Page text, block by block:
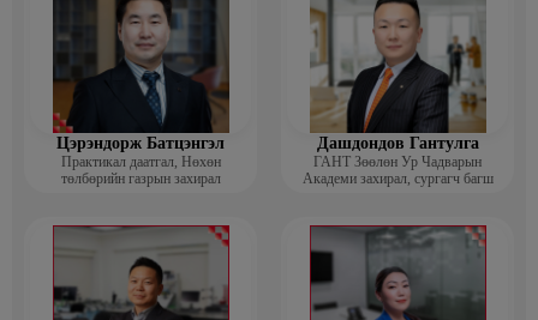
Цэрэндорж Батцэнгэл
Практикал даатгал, Нөхөн
төлбөрийн газрын захирал
Дашдондов Гантулга
ГАНТ Зөөлөн Ур Чадварын
Академи захирал, сургагч багш